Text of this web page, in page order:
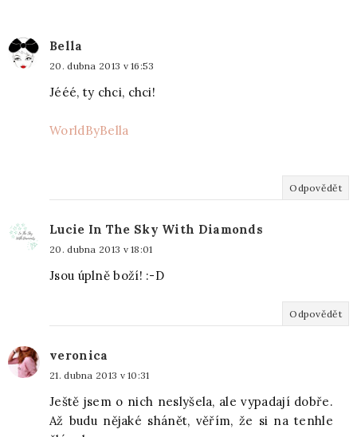
Bella
20. dubna 2013 v 16:53
Jééé, ty chci, chci!
WorldByBella
Odpovědět
Lucie In The Sky With Diamonds
20. dubna 2013 v 18:01
Jsou úplně boží! :-D
Odpovědět
veronica
21. dubna 2013 v 10:31
Ještě jsem o nich neslyšela, ale vypadají dobře.
Až budu nějaké shánět, věřím, že si na tenhle